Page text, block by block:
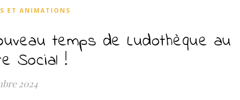
ET ANIMATIONS
temps de Ludothèque au
Social !
2024